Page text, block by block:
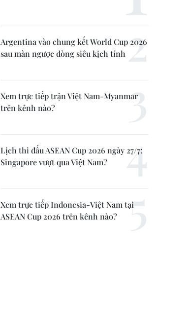
Argentina vào chung kết World Cup 2026
sau màn ngược dòng siêu kịch tính
Xem trực tiếp trận Việt Nam-Myanmar
trên kênh nào?
Lịch thi đấu ASEAN Cup 2026 ngày 27/7:
Singapore vượt qua Việt Nam?
Xem trực tiếp Indonesia-Việt Nam tại
ASEAN Cup 2026 trên kênh nào?